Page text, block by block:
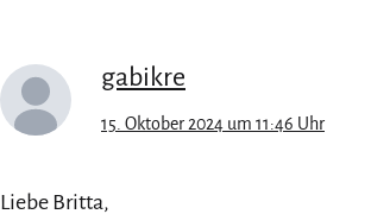
gabikre
15. Oktober 2024 um 11:46 Uhr
Liebe Britta,